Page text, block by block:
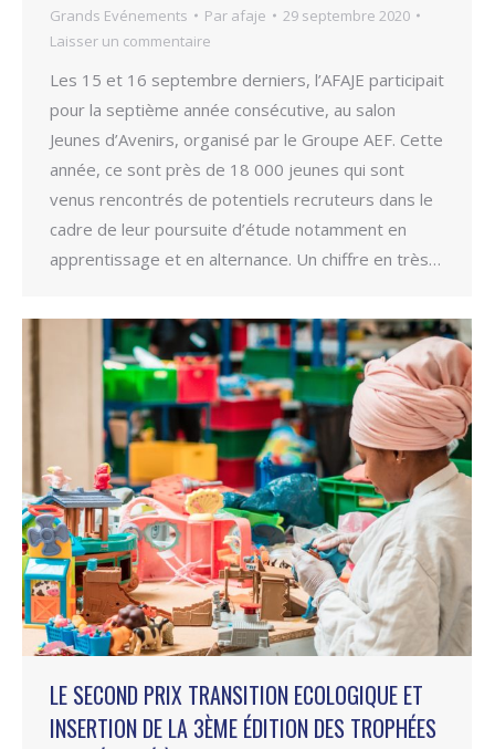
Grands Evénements Par afaje
29 septembre 2020
Laisser un commentaire
Les 15 et 16 septembre derniers, l’AFAJE participait
pour la septième année consécutive, au salon
Jeunes d’Avenirs, organisé par le Groupe AEF. Cette
année, ce sont près de 18 000 jeunes qui sont
venus rencontrés de potentiels recruteurs dans le
cadre de leur poursuite d’étude notamment en
apprentissage et en alternance. Un chiffre en très…
LE SECOND PRIX TRANSITION ECOLOGIQUE ET
INSERTION DE LA 3ÈME ÉDITION DES TROPHÉES